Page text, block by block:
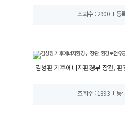
조회수 : 2900 등
김성환 기후에너지환경부 장관,
조회수 : 1893 등